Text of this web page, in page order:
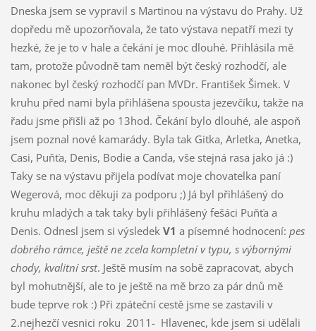
Dneska jsem se vypravil s Martinou na výstavu do Prahy. Už
dopředu mě upozorňovala, že tato výstava nepatří mezi ty
hezké, že je to v hale a čekání je moc dlouhé. Přihlásila mě
tam, protože původně tam neměl být český rozhodčí, ale
nakonec byl český rozhodčí pan MVDr. František Šimek. V
kruhu před nami byla přihlášena spousta jezevčíku, takže na
řadu jsme přišli až po 13hod. Čekání bylo dlouhé, ale aspoň
jsem poznal nové kamarády. Byla tak Gitka, Arletka, Anetka,
Casi, Puňťa, Denis, Bodie a Canda, vše stejná rasa jako já :)
Taky se na výstavu přijela podívat moje chovatelka paní
Wegerová, moc děkuji za podporu ;) Já byl přihlášený do
kruhu mladých a tak taky byli přihlášený fešáci Puňťa a
Denis. Odnesl jsem si výsledek V1 a písemné hodnocení: pes
dobrého rámce, ještě ne zcela kompletní v typu, s výbornými
chody, kvalitní srst. Ještě musím na sobě zapracovat, abych
byl mohutnější, ale to je ještě na mě brzo za pár dnů mě
bude teprve rok :) Při zpáteční cestě jsme se zastavili v
2.nejhezčí vesnici roku 2011- Hlavenec, kde jsem si udělali